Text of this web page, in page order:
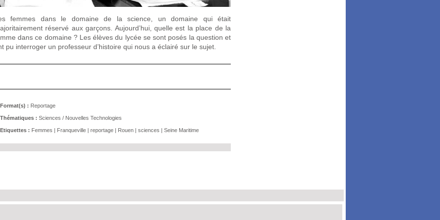
femmes dans le domaine de la science, un domaine qui était
réservé aux garçons. Aujourd’hui, quelle est la place de la
dans ce domaine ? Les élèves du lycée se sont posés la question et
pu interroger un professeur d’histoire qui nous a éclairé sur le sujet.
Format(s) : Reportage
Thématiques : Sciences / Nouvelles Technologies
Etiquettes : Femmes Franqueville reportage Rouen sciences Seine Maritime